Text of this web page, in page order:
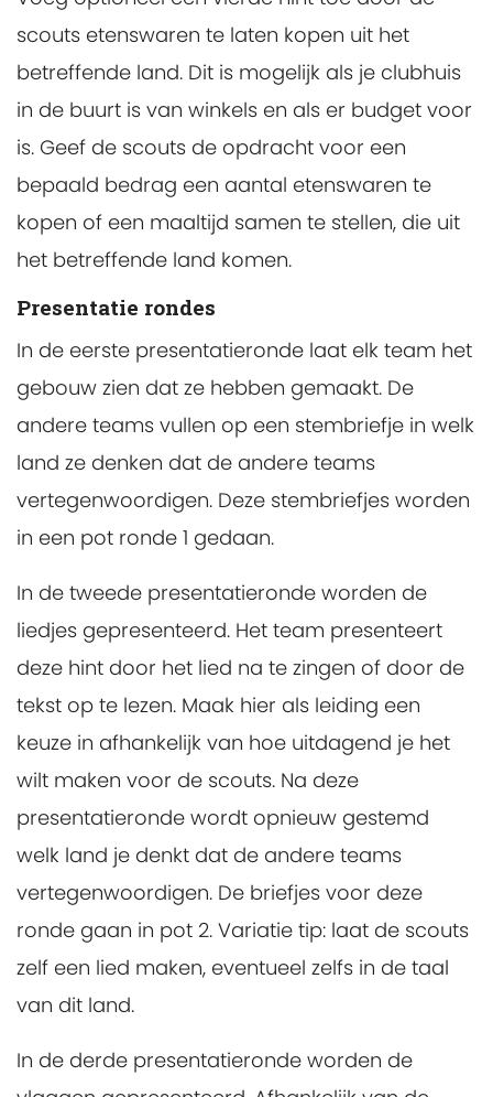
scouts etenswaren te laten kopen uit het
betreffende land. Dit is mogelijk als je clubhuis
in de buurt is van winkels en als er budget voor
is. Geef de scouts de opdracht voor een
bepaald bedrag een aantal etenswaren te
kopen of een maaltijd samen te stellen, die uit
het betreffende land komen.
Presentatie rondes
In de eerste presentatieronde laat elk team het
gebouw zien dat ze hebben gemaakt. De
andere teams vullen op een stembriefje in welk
land ze denken dat de andere teams
vertegenwoordigen. Deze stembriefjes worden
in een pot ronde 1 gedaan.
In de tweede presentatieronde worden de
liedjes gepresenteerd. Het team presenteert
deze hint door het lied na te zingen of door de
tekst op te lezen. Maak hier als leiding een
keuze in afhankelijk van hoe uitdagend je het
wilt maken voor de scouts. Na deze
presentatieronde wordt opnieuw gestemd
welk land je denkt dat de andere teams
vertegenwoordigen. De briefjes voor deze
ronde gaan in pot 2. Variatie tip: laat de scouts
zelf een lied maken, eventueel zelfs in de taal
van dit land.
In de derde presentatieronde worden de